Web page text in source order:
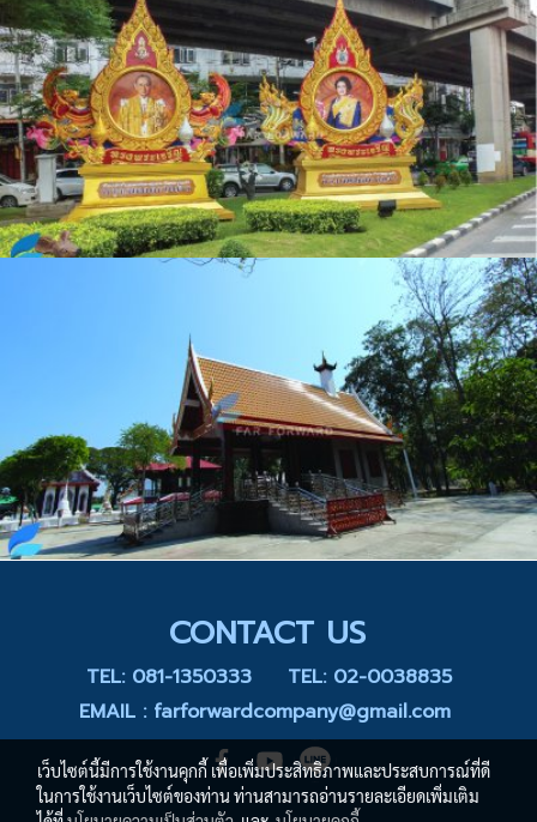
CONTACT US
TEL: 081-1350333
TEL: 02-0038835
EMAIL : farforwardcompany@gmail.com
เว็บไซต์นี้มีการใช้งานคุกกี้ เพื่อเพิ่มประสิทธิภาพและประสบการณ์ที่ดี
ในการใช้งานเว็บไซต์ของท่าน ท่านสามารถอ่านรายละเอียดเพิ่มเติม